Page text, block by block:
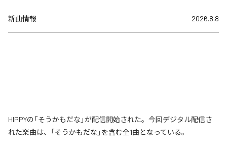
新曲情報 2026.8.8
HIPPYの「そうかもだな」が配信開始された。今回デジタル配信さ
れた楽曲は、「そうかもだな」を含む全1曲となっている。